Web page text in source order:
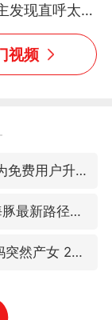
发现直呼太危
让大家都避
”
视频
OpenAI为免费用户升级GPT-5.6 Luna
台风白海豚最新路径研判来了
47岁妈妈突然产女 26岁女儿：很震惊